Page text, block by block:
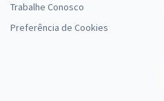
Trabalhe Conosco
Preferência de Cookies